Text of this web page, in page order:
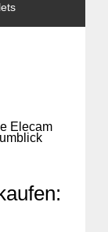
Elecam